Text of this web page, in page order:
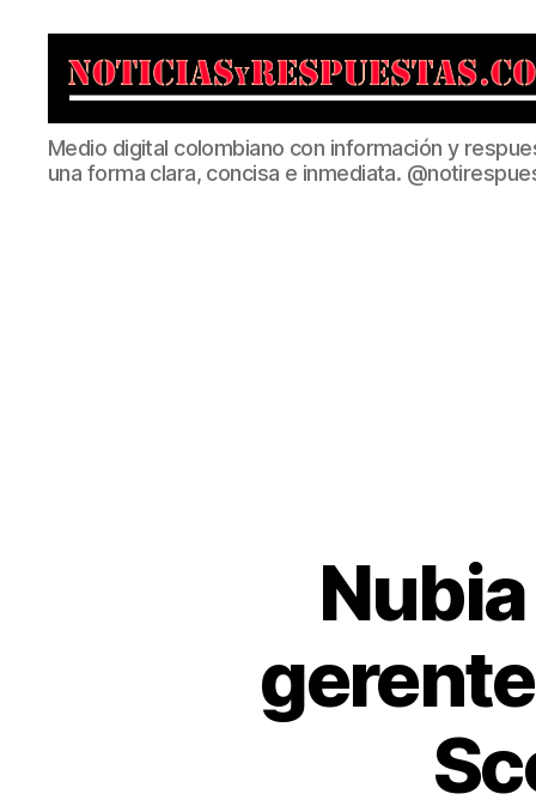
Noticias
y
Respuestas
Medio digital colombiano con información y
una forma clara, concisa e inmediata.